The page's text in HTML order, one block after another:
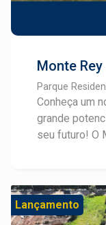
Monte
Conheça um
grande
seu futuro! O Monte Rey III é um bairro pronto
lançamento
água, esgoto,
preparado
Lançamento